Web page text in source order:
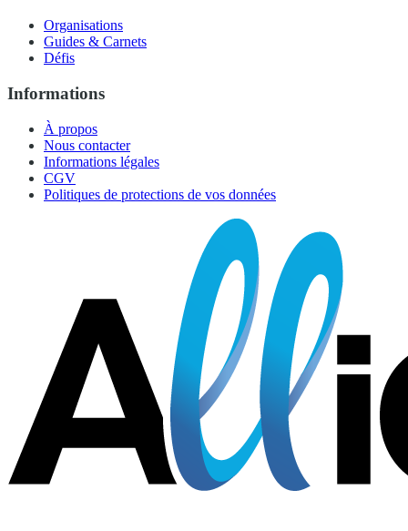
Organisations
Guides & Carnets
Défis
Informations
À propos
Nous contacter
Informations légales
CGV
Politiques de protections de vos données